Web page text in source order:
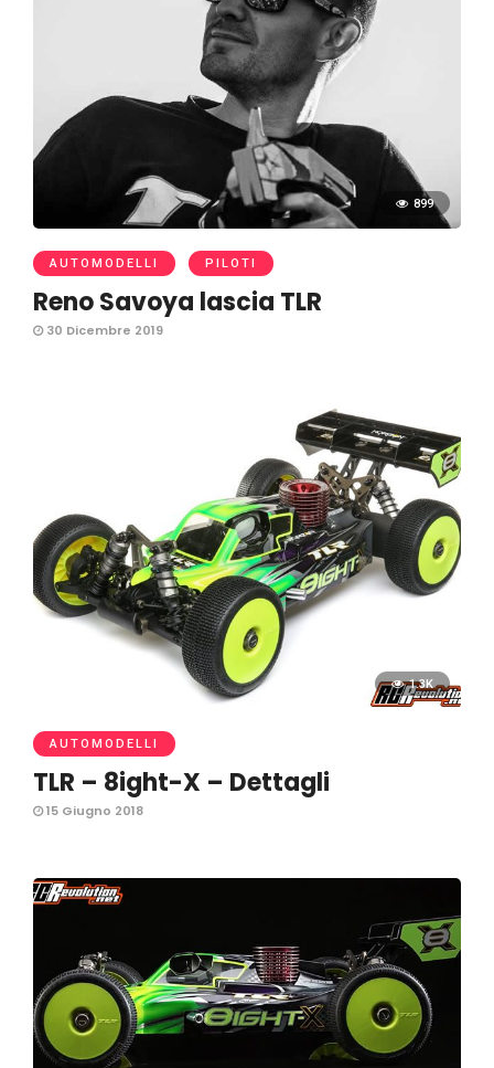
899
AUTOMODELLI PILOTI
Reno Savoya lascia TLR
30 Dicembre 2019
1.3K
AUTOMODELLI
TLR – 8ight-X – Dettagli
15 Giugno 2018